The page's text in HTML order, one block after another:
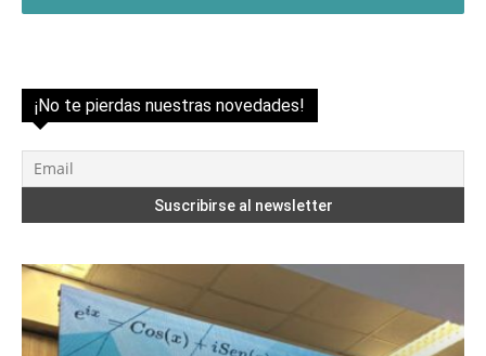
¡No te pierdas nuestras novedades!